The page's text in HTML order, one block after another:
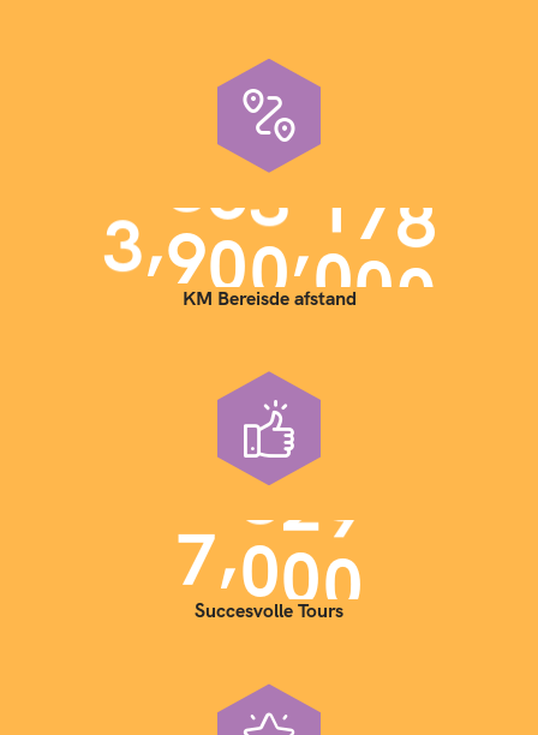
3,900,000
KM Bereisde afstand
7,000
Succesvolle Tours